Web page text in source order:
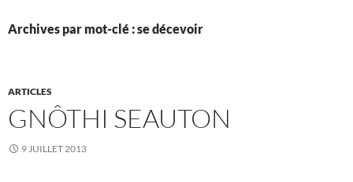
Archives par mot-clé : se décevoir
ARTICLES
GNÔTHI SEAUTON
9 JUILLET 2013